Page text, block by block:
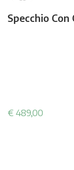
Specchio
€ 489,00